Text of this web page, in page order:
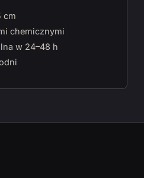
cm
chemicznymi
w 24–48 h